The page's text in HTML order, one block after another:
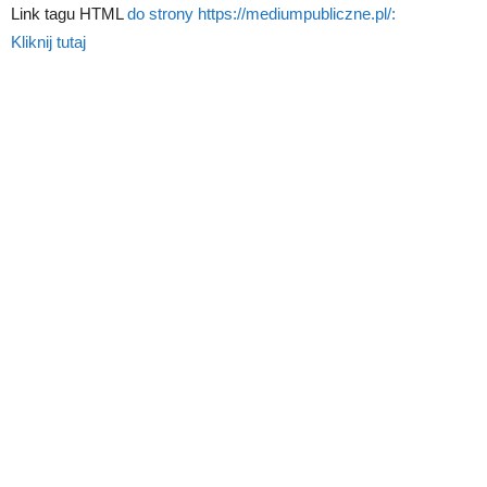
Link tagu HTMLdo strony https://mediumpubliczne.pl/:
Kliknij tutaj